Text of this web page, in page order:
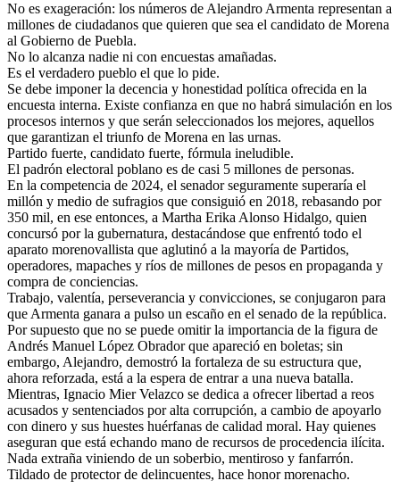
No es exageración: los números de Alejandro Armenta representan a
millones de ciudadanos que quieren que sea el candidato de Morena
al Gobierno de Puebla.
No lo alcanza nadie ni con encuestas amañadas.
Es el verdadero pueblo el que lo pide.
Se debe imponer la decencia y honestidad política ofrecida en la
encuesta interna. Existe confianza en que no habrá simulación en los
procesos internos y que serán seleccionados los mejores, aquellos
que garantizan el triunfo de Morena en las urnas.
Partido fuerte, candidato fuerte, fórmula ineludible.
El padrón electoral poblano es de casi 5 millones de personas.
En la competencia de 2024, el senador seguramente superaría el
millón y medio de sufragios que consiguió en 2018, rebasando por
350 mil, en ese entonces, a Martha Erika Alonso Hidalgo, quien
concursó por la gubernatura, destacándose que enfrentó todo el
aparato morenovallista que aglutinó a la mayoría de Partidos,
operadores, mapaches y ríos de millones de pesos en propaganda y
compra de conciencias.
Trabajo, valentía, perseverancia y convicciones, se conjugaron para
que Armenta ganara a pulso un escaño en el senado de la república.
Por supuesto que no se puede omitir la importancia de la figura de
Andrés Manuel López Obrador que apareció en boletas; sin
embargo, Alejandro, demostró la fortaleza de su estructura que,
ahora reforzada, está a la espera de entrar a una nueva batalla.
Mientras, Ignacio Mier Velazco se dedica a ofrecer libertad a reos
acusados y sentenciados por alta corrupción, a cambio de apoyarlo
con dinero y sus huestes huérfanas de calidad moral. Hay quienes
aseguran que está echando mano de recursos de procedencia ilícita.
Nada extraña viniendo de un soberbio, mentiroso y fanfarrón.
Tildado de protector de delincuentes, hace honor morenacho.